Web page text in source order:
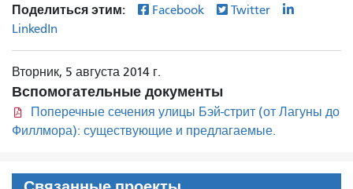
Поделиться этим: Facebook
Twitter
LinkedIn
Вторник, 5 августа 2014 г.
Вспомогательные документы
Поперечные сечения улицы Бэй-стрит (от Лагуны до
Филлмора): существующие и предлагаемые.